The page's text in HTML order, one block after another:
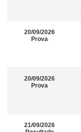
20/09/2026
Prova
20/09/2026
Prova
21/09/2026